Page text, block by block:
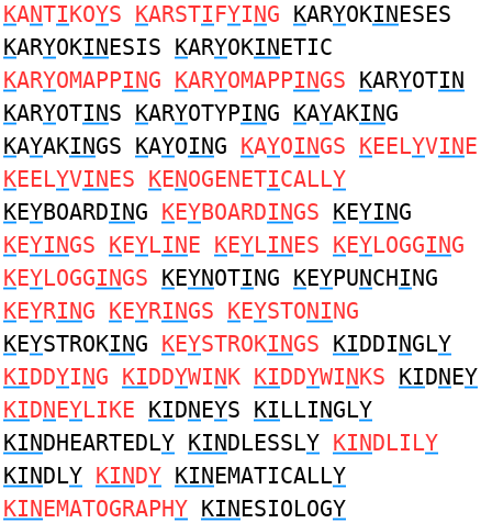
KANTIKOYS KARSTIFYING KARYOKINESES
KARYOKINESIS KARYOKINETIC
KARYOMAPPING KARYOMAPPINGS KARYOTIN
KARYOTINS KARYOTYPING KAYAKING
KAYAKINGS KAYOING KAYOINGS KEELYVINE
KEELYVINES KENOGENETICALLY
KEYBOARDING KEYBOARDINGS KEYING
KEYINGS KEYLINE KEYLINES KEYLOGGING
KEYLOGGINGS KEYNOTING KEYPUNCHING
KEYRING KEYRINGS KEYSTONING
KEYSTROKING KEYSTROKINGS KIDDINGLY
KIDDYING KIDDYWINK KIDDYWINKS KIDNEY
KIDNEYLIKE KIDNEYS KILLINGLY
KINDHEARTEDLY KINDLESSLY KINDLILY
KINDLY KINDY KINEMATICALLY
KINEMATOGRAPHY KINESIOLOGY